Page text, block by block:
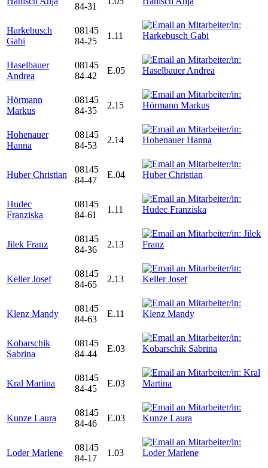
84-31
Harkebusch
Gabi
08145
84-25
1.11
Haselbauer
Andrea
08145
84-42
E.05
Hörmann
Markus
08145
84-35
2.15
Hohenauer
Hanna
08145
84-53
2.14
Huber Christian
08145
84-47
E.04
Hudec
Franziska
08145
84-61
1.11
Jilek Franz
08145
84-36
2.13
Keller Josef
08145
84-65
2.13
Klenz Mandy
08145
84-63
E.11
Kobarschik
Sabrina
08145
84-44
E.03
Kral Martina
08145
84-45
E.03
Kunze Laura
08145
84-46
E.03
Loder Marlene
08145
84-17
1.03